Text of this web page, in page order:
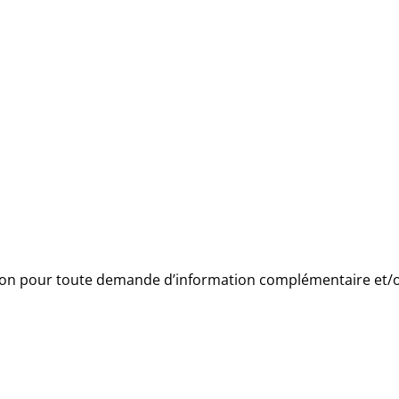
pour toute demande d’information complémentaire